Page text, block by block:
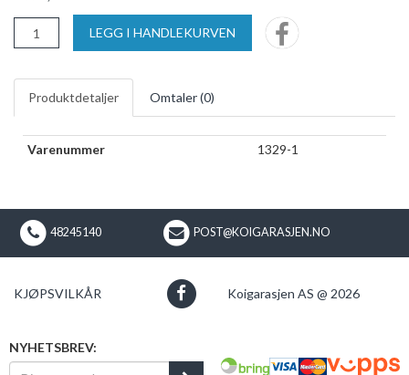
LEGG I HANDLEKURVEN
Produktdetaljer Omtaler (0)
Varenummer 1329-1
48245140 POST@KOIGARASJEN.NO
KJØPSVILKÅR Koigarasjen AS @ 2026
NYHETSBREV: